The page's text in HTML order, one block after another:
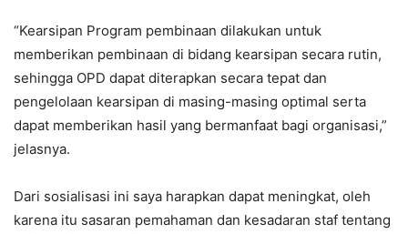
“Kearsipan Program pembinaan dilakukan untuk
memberikan pembinaan di bidang kearsipan secara rutin,
sehingga OPD dapat diterapkan secara tepat dan
pengelolaan kearsipan di masing-masing optimal serta
dapat memberikan hasil yang bermanfaat bagi organisasi,”
jelasnya.
Dari sosialisasi ini saya harapkan dapat meningkat, oleh
karena itu sasaran pemahaman dan kesadaran staf tentang